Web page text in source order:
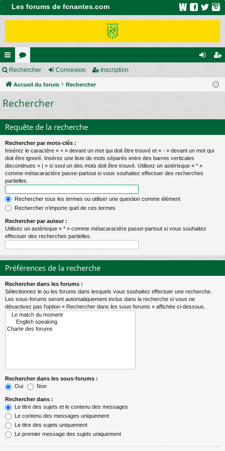
Les forums de fcnantes.com
ac
co
ur
s
or
u
m
cri
Rechercher Connexion Inscription
Accueil du forum Rechercher
Rechercher
Requête de la recherche
Rechercher par mots-clés :
Insérez le caractère « + » devant un mot qui doit être trouvé et « - » devant un mot qui
doit être ignoré. Insérez une liste de mots séparés entre des barres verticales
discontinues « | » si seul un des mots doit être trouvé. Utilisez un astérisque « * »
comme métacaractère passe-partout si vous souhaitez effectuer des recherches
partielles.
Rechercher tous les termes ou utiliser une question comme élément
Rechercher n’importe quel de ces termes
Rechercher par auteur :
Utilisez un astérisque « * » comme métacaractère passe-partout si vous souhaitez
effectuer des recherches partielles.
Préférences de la recherche
Rechercher dans les forums :
Sélectionnez le ou les forums dans lesquels vous souhaitez effectuer une recherche.
Les sous-forums seront automatiquement inclus dans la recherche si vous ne
désactivez pas l’option « Rechercher dans les sous-forums » affichée ci-dessous.
Rechercher dans les sous-forums :
Oui
Non
Rechercher dans :
Le titre des sujets et le contenu des messages
Le contenu des messages uniquement
Le titre des sujets uniquement
Le premier message des sujets uniquement